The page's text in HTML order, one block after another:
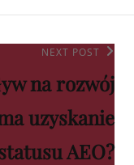
NEXT POST
na rozwój
uzyskanie
AEO?